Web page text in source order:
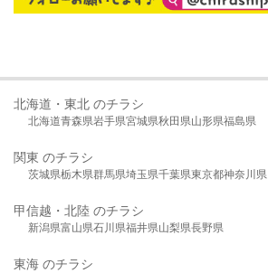
北海道・東北 のチラシ
北海道青森県岩手県宮城県秋田県山形県福島県
関東 のチラシ
茨城県栃木県群馬県埼玉県千葉県東京都神奈川県
甲信越・北陸 のチラシ
新潟県富山県石川県福井県山梨県長野県
東海 のチラシ